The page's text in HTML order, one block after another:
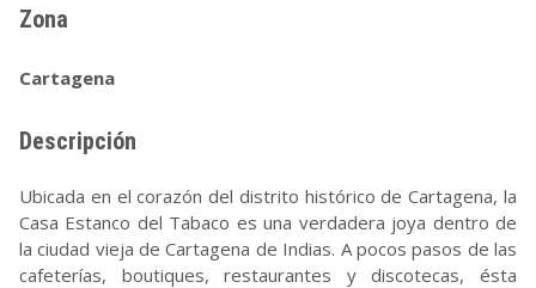
Zona
Cartagena
Descripción
Ubicada en el corazón del distrito histórico de Cartagena, la
Casa Estanco del Tabaco es una verdadera joya dentro de
la ciudad vieja de Cartagena de Indias. A pocos pasos de las
cafeterías, boutiques, restaurantes y discotecas, ésta